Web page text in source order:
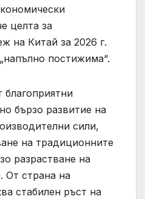
целта за
на Китай за 2026 г.
постижима“.
благоприятни
бързо развитие на
сили,
на традиционните
разрастване на
От страна на
стабилен ръст на